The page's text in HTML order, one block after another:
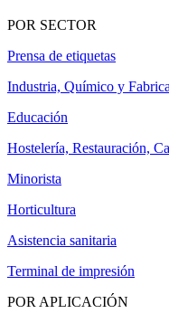
POR SECTOR
Prensa de etiquetas
Industria, Químico y
Educación
Hostelería, Restauración,
Minorista
Horticultura
Asistencia sanitaria
Terminal de impresión
POR APLICACIÓN